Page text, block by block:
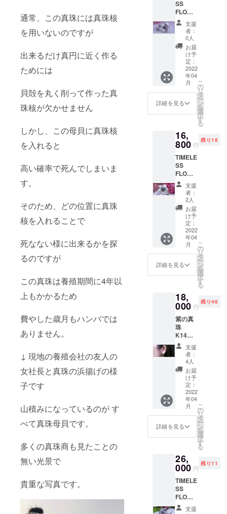
通常、この真珠には真珠核
を用いないのですが
出来るだけ真円に近く作る
ためには
貝殻を丸く削って作った真
珠核が欠かせません
しかし、この母貝に真珠核
を入れると
高い確率で死んでしまいま
す。
そのため、どの位置に真珠
核を入れることで
死なない様に出来るかを探
るのですが
この真珠は養殖期間に4年以
上もかかるため
費やした歳月もハンパでは
ありません。
↓ 現地の養殖会社の友人の
女社長と真珠の浜揚げの様
子です
山積みになっているのが す
べて真珠母貝です。
多くの真珠商も見たことの
無い光景で
貴重な写真です。
ます 今
回、は
じめて
紫の真
珠を
使って
作って
みまし
た 世界
中、誰
が見て
も真珠
のお花
せます
白い花
びら真
珠と紫
の真珠
のコン
トラス
トをお
楽しみ
下さ
い。 ※
写真の
パール
ネック
レスは
付属し
ませ
円＋送
料880円
ですが
今回の
み 送料
当店負
担の
15800
円で
す。
SS
FLOWE
R 花一
輪 ブ
ローチ
兼用ペ
ンダン
な大き
さのブ
ローチ
兼用ペ
ンダン
トです
選りす
紫の真
珠を使
い作り
ました
こんな
美しい
色の真
珠があ
るの
ね？
きっと
この真
珠は話
題にな
ると思
います
養殖業
作り上
げた真
珠です
ぜひ、
末永く
ご愛用
下さい
※写真の
チェー
ンは付
属対象
外で
す。 通
18800
円＋送
料880円
当店負
担の
円で
す。
支援
者：
0人
お届
け予
定：
2022
年04
月
詳細を見る
こ
の
リ
タ
ー
ン
を
選
択
す
る
16,
800 円
残り18
TIMELE
SS
FLOWE
R リン
グ サ
イズを
お選び
下さい
ブロー
チやペ
ンダン
トは自
分で見
えない
から 寂
しい
・・
（；
e；）
そんな
貴女に
お薦め
です 貴
女のお
手々に
咲く可
憐なお
花 美し
いので
ずっと
見てい
られま
すよ 通
料880円
ですが
今回の
み 送料
当店負
担の
16800
支援
者：
2人
お届
け予
定：
2022
年04
月
詳細を見る
こ
の
リ
タ
ー
ン
を
選
択
す
る
18,
000 円
残り46
紫の真
珠
K14WG
ピアス
or SVネ
ジバネ
イヤリ
ング 金
具をお
選び下
さい。
10ミリ
前後の
紫真珠
のピア
ス or イ
グで
す。 シ
ンプル
なデザ
インで
すが 真
珠が珍
支援
者：
4人
お届
け予
定：
2022
年04
月
詳細を見る
こ
の
リ
タ
ー
ン
を
選
択
す
る
26,
000 円
残り11
TIMELE
SS
FLOWE
R ファ
支援